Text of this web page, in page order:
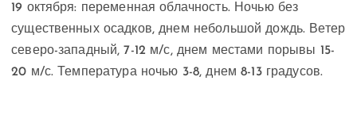
19 октября: переменная облачность. Ночью без
существенных осадков, днем ​​небольшой дождь. Ветер
северо-западный, 7-12 м/с, днем ​​местами порывы 15-
20 м/с. Температура ночью 3-8, днем ​​8-13 градусов.